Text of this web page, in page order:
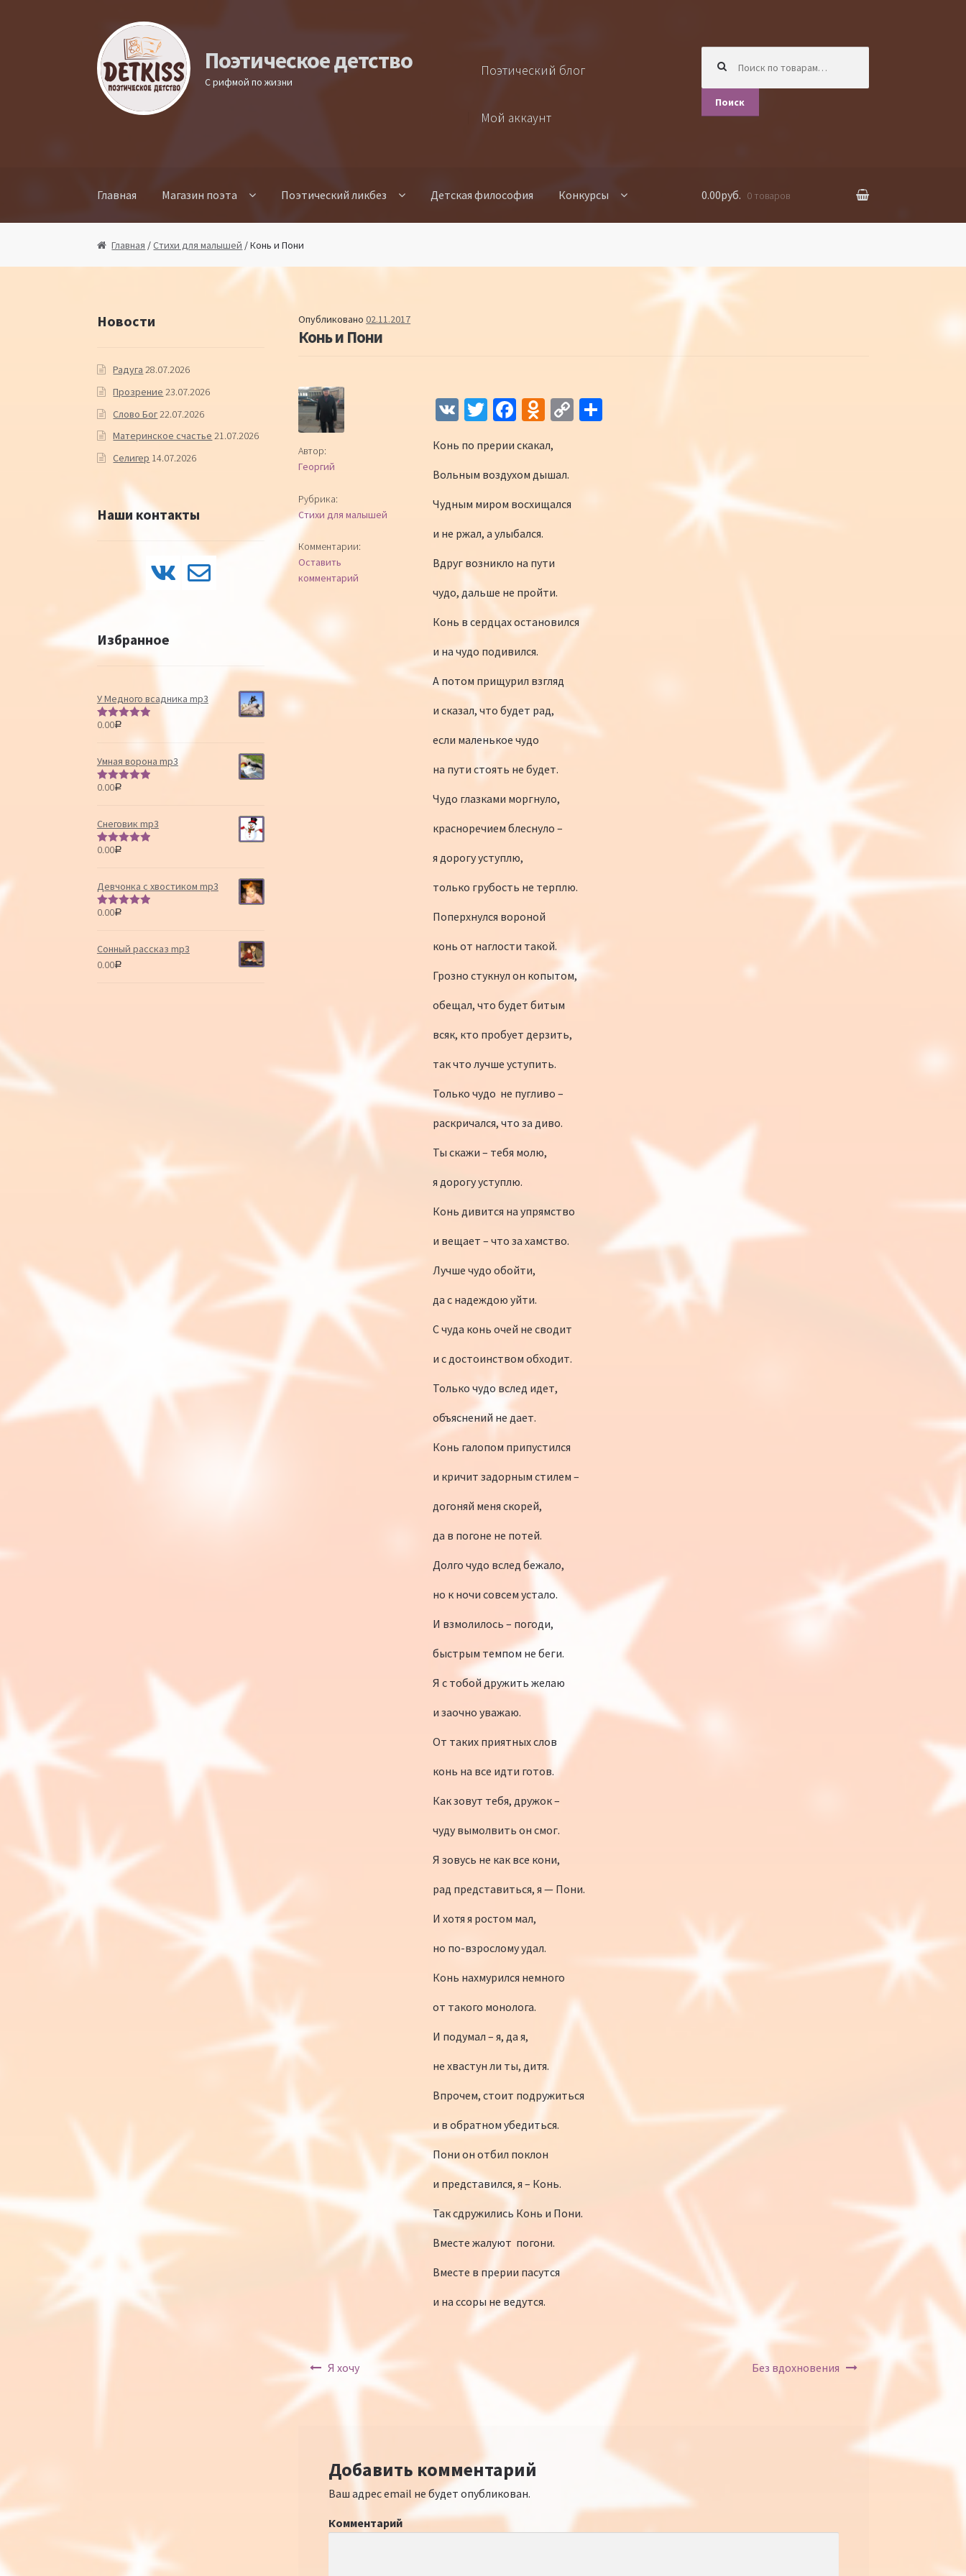
Поэтическое детство
С рифмой по жизни
Поэтический блог
Мой аккаунт
Поиск
Главная Магазин поэта Поэтический ликбез Детская философия Конкурсы 0.00руб. 0 товаров
Главная /Стихи для малышей / Конь и Пони
Опубликовано02.11.2017
Конь и Пони
Автор:
Георгий
Рубрика:
Стихи для малышей
Комментарии:
Оставить
комментарий
V T
tt
er
Fa
b
o
o
k
O
n
o
kl
iki
C О
Конь по прерии скакал,
Вольным воздухом дышал.
Чудным миром восхищался
и не ржал, а улыбался.
Вдруг возникло на пути
чудо, дальше не пройти.
Конь в сердцах остановился
и на чудо подивился.
А потом прищурил взгляд
и сказал, что будет рад,
если маленькое чудо
на пути стоять не будет.
Чудо глазками моргнуло,
красноречием блеснуло –
я дорогу уступлю,
только грубость не терплю.
Поперхнулся вороной
конь от наглости такой.
Грозно стукнул он копытом,
обещал, что будет битым
всяк, кто пробует дерзить,
так что лучше уступить.
Только чудо не пугливо –
раскричался, что за диво.
Ты скажи – тебя молю,
я дорогу уступлю.
Конь дивится на упрямство
и вещает – что за хамство.
Лучше чудо обойти,
да с надеждою уйти.
С чуда конь очей не сводит
и с достоинством обходит.
Только чудо вслед идет,
объяснений не дает.
Конь галопом припустился
и кричит задорным стилем –
догоняй меня скорей,
да в погоне не потей.
Долго чудо вслед бежало,
но к ночи совсем устало.
И взмолилось – погоди,
быстрым темпом не беги.
Я с тобой дружить желаю
и заочно уважаю.
От таких приятных слов
конь на все идти готов.
Как зовут тебя, дружок –
чуду вымолвить он смог.
Я зовусь не как все кони,
рад представиться, я — Пони.
И хотя я ростом мал,
но по-взрослому удал.
Конь нахмурился немного
от такого монолога.
И подумал – я, да я,
не хвастун ли ты, дитя.
Впрочем, стоит подружиться
и в обратном убедиться.
Пони он отбил поклон
и представился, я – Конь.
Так сдружились Конь и Пони.
Вместе жалуют погони.
Вместе в прерии пасутся
и на ссоры не ведутся.
Навигация по записям
Я хочу Без вдохновения
Добавить комментарий
Ваш адрес email не будет опубликован.
Комментарий
Новости
Радуга 28.07.2026
Прозрение 23.07.2026
Слово Бог22.07.2026
Материнское счастье 21.07.2026
Селигер 14.07.2026
Наши контакты
Избранное
У Медного всадника mp3
Оценка
0.00Р
Умная ворона mp3
Оценка
0.00Р
Снеговик mp3
Оценка
0.00Р
Девчонка с хвостиком mp3
Оценка
0.00Р
Сонный рассказ mp3
0.00Р